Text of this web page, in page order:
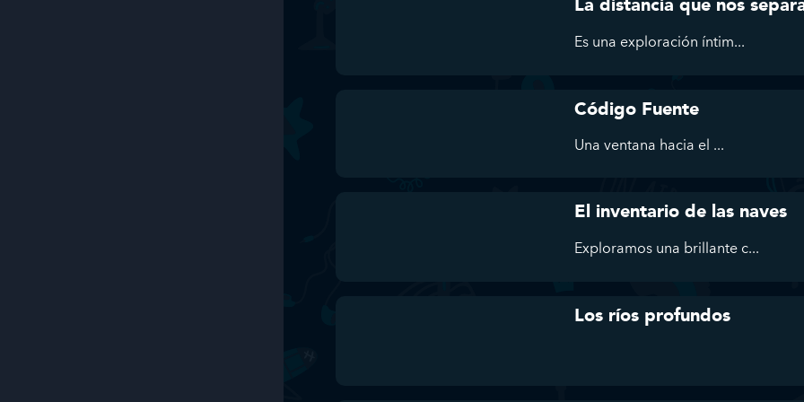
Esuna exploración íntim...
Código Fuente
Una ventana hacia el ...
El inventario de las naves
Exploramosuna brillante c...
Los ríos profundos